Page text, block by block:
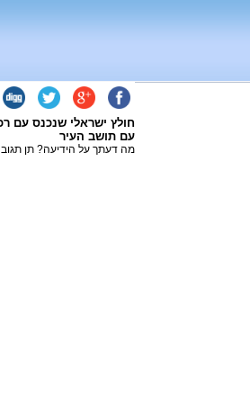
חולץ ישראלי שנכנס עם
עם תושב העיר
מה דעתך על הידיעה? תן